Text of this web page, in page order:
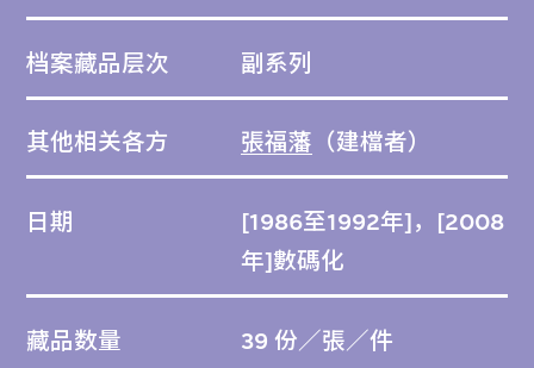
档案藏品层次 副系列
其他相关各方 張福藩 （建檔者）
日期
[1986至1992年]，[2008
年]數碼化
藏品数量 39 份／張／件